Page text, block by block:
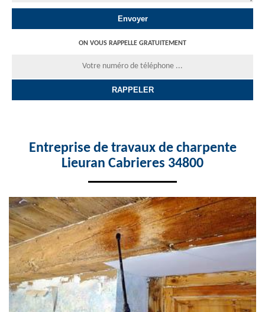
ON VOUS RAPPELLE GRATUITEMENT
Entreprise de travaux de charpente
Lieuran Cabrieres 34800